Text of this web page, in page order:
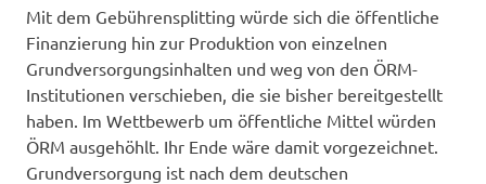
Mit dem Gebührensplitting würde sich die öffentliche
Finanzierung hin zur Produktion von einzelnen
Grundversorgungsinhalten und weg von den ÖRM-
Institutionen verschieben, die sie bisher bereitgestellt
haben. Im Wettbewerb um öffentliche Mittel würden
ÖRM ausgehöhlt. Ihr Ende wäre damit vorgezeichnet.
Grundversorgung ist nach dem deutschen